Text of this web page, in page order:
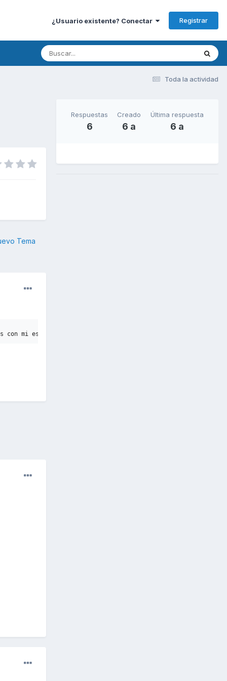
¿Usuario existente? Conectar Registrar
Toda la actividad
Tema
con mi esposa y tours de fin de semana.
Respuestas
6
Creado
6 a
Última respuesta
6 a